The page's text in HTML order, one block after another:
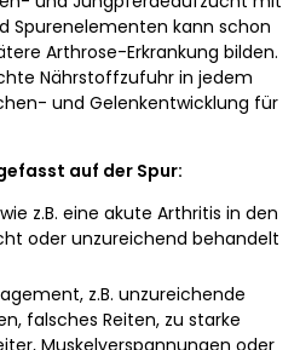
Spurenelementen kann schon
Arthrose-Erkrankung bilden.
Nährstoffzufuhr in jedem
und Gelenkentwicklung für
auf der Spur:
z.B. eine akute Arthritis in den
oder unzureichend behandelt
z.B. unzureichende
falsches Reiten, zu starke
Muskelverspannungen oder